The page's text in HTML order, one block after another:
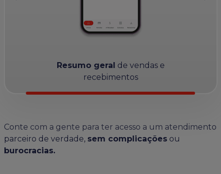
Resumo geral de vendas e
recebimentos
Conte com a gente para ter acesso a um atendimento
parceiro de verdade, sem complicaçõesou
burocracias.